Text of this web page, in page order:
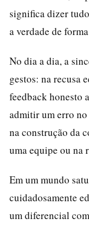
significa dizer
a verdade de
No dia a dia, a
gestos: na recusa
feedback honesto
admitir um erro
na construção da
uma equipe ou na
Em um mundo
cuidadosamente
um diferencial